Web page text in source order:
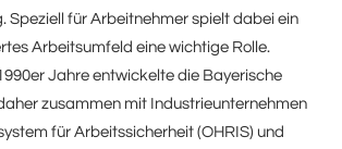
Speziell für Arbeitnehmer spielt dabei ein
Arbeitsumfeld eine wichtige Rolle.
Jahre entwickelte die Bayerische
zusammen mit Industrieunternehmen
für Arbeitssicherheit (OHRIS) und